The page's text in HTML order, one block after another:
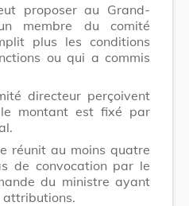
proposer au Grand-
membre du comité
plus les conditions
ou qui a commis
directeur perçoivent
montant est fixé par
réunit au moins quatre
de convocation par le
du ministre ayant
attributions.